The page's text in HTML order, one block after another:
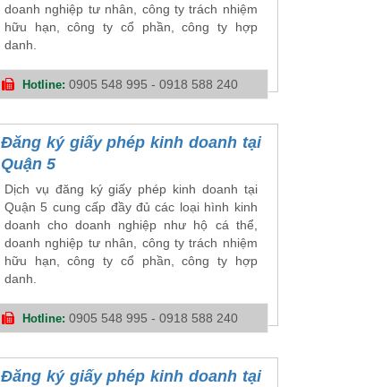
doanh nghiệp tư nhân, công ty trách nhiệm
hữu hạn, công ty cổ phần, công ty hợp
danh.
Hotline:0905 548 995 - 0918 588 240
Đăng ký giấy phép kinh doanh tại
Quận 5
Dịch vụ đăng ký giấy phép kinh doanh tại
Quận 5 cung cấp đầy đủ các loại hình kinh
doanh cho doanh nghiệp như hộ cá thể,
doanh nghiệp tư nhân, công ty trách nhiệm
hữu hạn, công ty cổ phần, công ty hợp
danh.
Hotline:0905 548 995 - 0918 588 240
Đăng ký giấy phép kinh doanh tại